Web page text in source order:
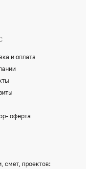
и оплата
оферта
смет, проектов: